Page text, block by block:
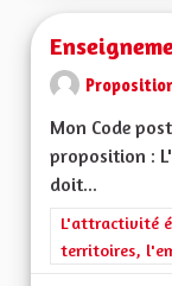
Mon Code
proposition :
doit...
Filtrer les
L'attractivité
territoires,